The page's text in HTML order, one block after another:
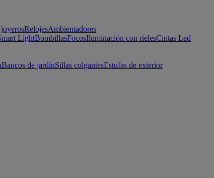
RelojesAmbientadores
LightBombillasFocosIluminación con rielesCintas Led
Bancos de jardínSillas colgantesEstufas de exterior